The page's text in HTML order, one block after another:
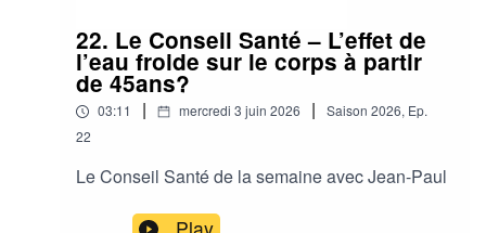
22. Le Conseil Santé – L’effet de
l’eau froide sur le corps à partir
de 45ans?
03:11 | mercredi 3 juin 2026 | Saison 2026, Ep.
22
Le Conseil Santé de la semaine avec Jean-Paul